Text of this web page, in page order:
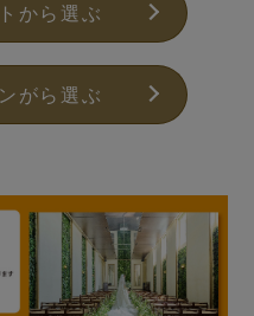
から選ぶ
がら選ぶ